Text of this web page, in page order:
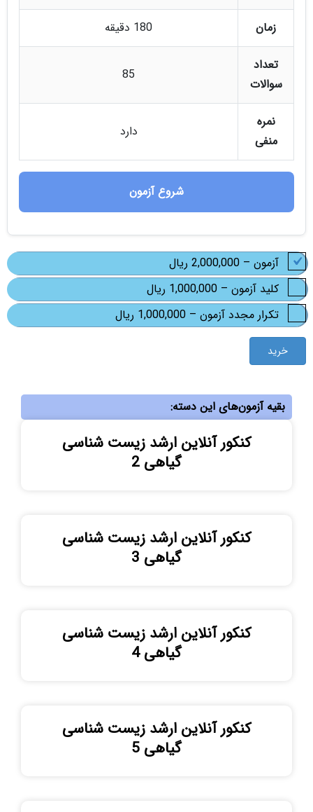
زمان 180 دقیقه
تعداد
سوالات
85
نمره
منفی
دارد
شروع آزمون
آزمون – 2,000,000 ریال
کلید آزمون – 1,000,000 ریال
تکرار مجدد آزمون – 1,000,000 ریال
خرید
بقیه آزمون‌های این دسته:
کنکور آنلاین ارشد زیست شناسی
گیاهی 2
کنکور آنلاین ارشد زیست شناسی
گیاهی 3
کنکور آنلاین ارشد زیست شناسی
گیاهی 4
کنکور آنلاین ارشد زیست شناسی
گیاهی 5